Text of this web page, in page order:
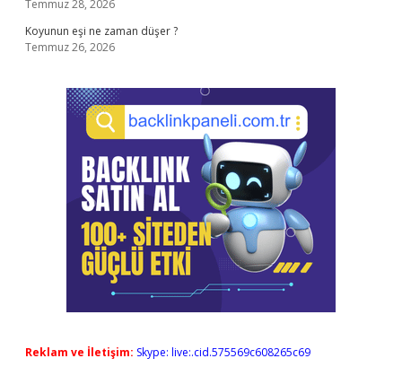
Temmuz 28, 2026
Koyunun eşi ne zaman düşer ?
Temmuz 26, 2026
Reklam ve İletişim: Skype: live:.cid.575569c608265c69